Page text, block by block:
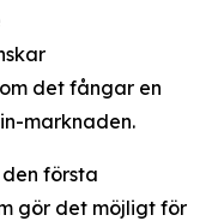
det fångar en
marknaden.
första
gör det möjligt för